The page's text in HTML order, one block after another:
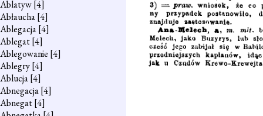
Ablatyw[4]
Abłaucha[4]
Ablegacja[4]
Ablegat[4]
Ablegowanie [4]
Ablegry[4]
Ablucja[4]
Abnegacja[4]
Abnegat[4]